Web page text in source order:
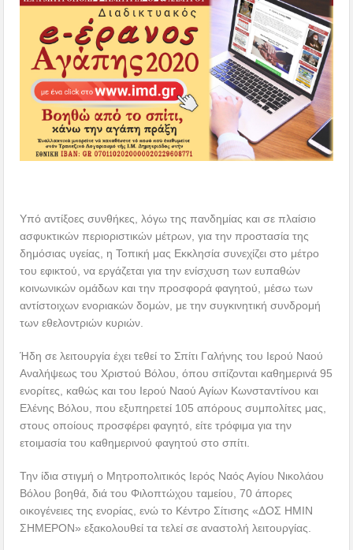
Υπό αντίξοες συνθήκες, λόγω της πανδημίας και σε πλαίσιο
ασφυκτικών περιοριστικών μέτρων, για την προστασία της
δημόσιας υγείας, η Τοπική μας Εκκλησία συνεχίζει στο μέτρο
του εφικτού, να εργάζεται για την ενίσχυση των ευπαθών
κοινωνικών ομάδων και την προσφορά φαγητού, μέσω των
αντίστοιχων ενοριακών δομών, με την συγκινητική συνδρομή
των εθελοντριών κυριών.
Ήδη σε λειτουργία έχει τεθεί το Σπίτι Γαλήνης του Ιερού Ναού
Αναλήψεως του Χριστού Βόλου, όπου σιτίζονται καθημερινά 95
ενορίτες, καθώς και του Ιερού Ναού Αγίων Κωνσταντίνου και
Ελένης Βόλου, που εξυπηρετεί 105 απόρους συμπολίτες μας,
στους οποίους προσφέρει φαγητό, είτε τρόφιμα για την
ετοιμασία του καθημερινού φαγητού στο σπίτι.
Την ίδια στιγμή ο Μητροπολιτικός Ιερός Ναός Αγίου Νικολάου
Βόλου βοηθά, διά του Φιλοπτώχου ταμείου, 70 άπορες
οικογένειες της ενορίας, ενώ το Κέντρο Σίτισης «ΔΟΣ ΗΜΙΝ
ΣΗΜΕΡΟΝ» εξακολουθεί τα τελεί σε αναστολή λειτουργίας.